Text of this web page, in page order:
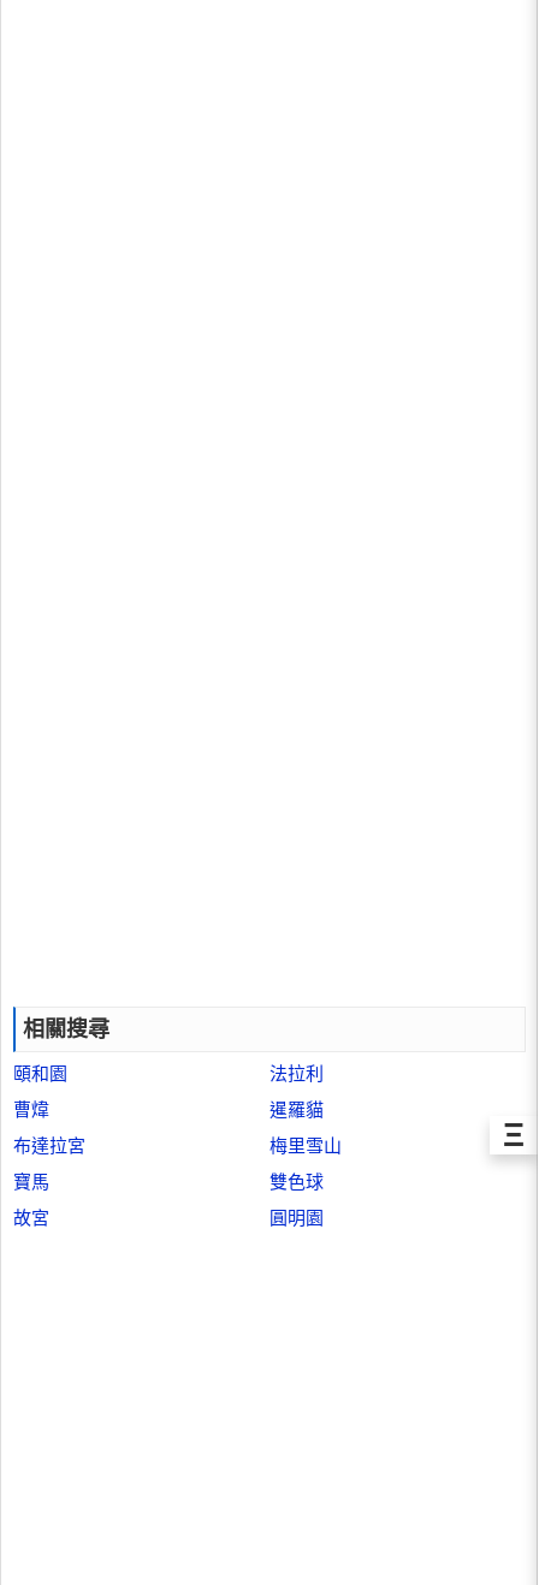
相關搜尋
頤和園
法拉利
曹煒
暹羅貓
布達拉宮
梅里雪山
寶馬
雙色球
故宮
圓明園
Ξ